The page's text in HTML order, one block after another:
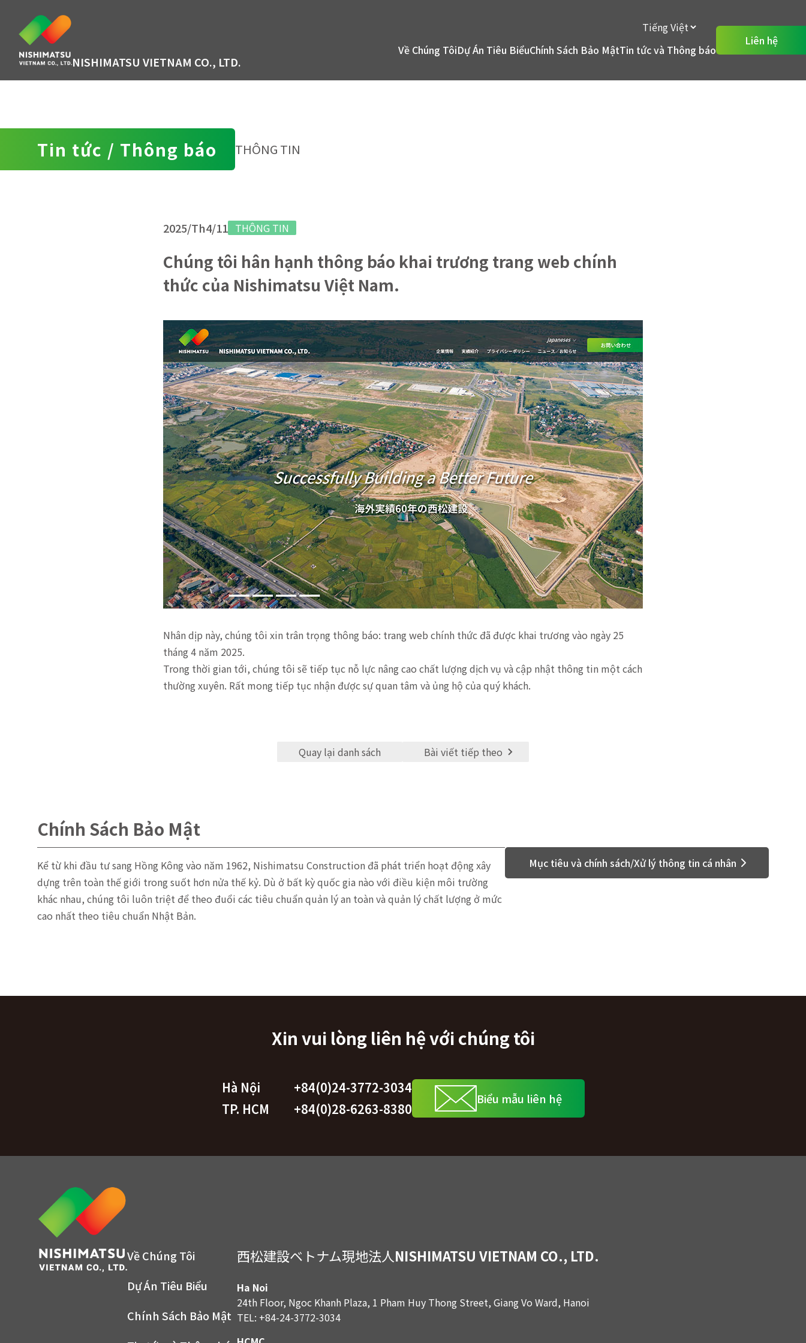
NISHIMATSU VIETNAM CO., LTD.
Về Chúng TôiDự Án Tiêu BiểuChính Sách Bảo MậtTin tức và Thông báo
Liên hệ
Tin tức / Thông báo THÔNG TIN
2025/Th4/11 THÔNG TIN
Chúng tôi hân hạnh thông báo khai trương trang web chính
thức của Nishimatsu Việt Nam.
Nhân dịp này, chúng tôi xin trân trọng thông báo: trang web chính thức đã được khai trương vào ngày 25
tháng 4 năm 2025.
Trong thời gian tới, chúng tôi sẽ tiếp tục nỗ lực nâng cao chất lượng dịch vụ và cập nhật thông tin một cách
thường xuyên. Rất mong tiếp tục nhận được sự quan tâm và ủng hộ của quý khách.
Quay lại danh sách Bài viết tiếp theo
Chính Sách Bảo Mật
Kể từ khi đầu tư sang Hồng Kông vào năm 1962, Nishimatsu Construction đã phát triển hoạt động xây
dựng trên toàn thế giới trong suốt hơn nửa thế kỷ. Dù ở bất kỳ quốc gia nào với điều kiện môi trường
khác nhau, chúng tôi luôn triệt để theo đuổi các tiêu chuẩn quản lý an toàn và quản lý chất lượng ở mức
cao nhất theo tiêu chuẩn Nhật Bản.
Mục tiêu và chính sách/Xử lý thông tin cá nhân
Xin vui lòng liên hệ với chúng tôi
Hà Nội
+84(0)24-3772-3034
TP. HCM
+84(0)28-6263-8380
Biểu mẫu liên hệ
Về Chúng Tôi
Dự Án Tiêu Biểu
Chính Sách Bảo Mật
西松建設ベトナム現地法人NISHIMATSU VIETNAM CO., LTD.
Ha Noi
24th Floor, Ngoc Khanh Plaza, 1 Pham Huy Thong Street, Giang Vo Ward, Hanoi
TEL: +84-24-3772-3034